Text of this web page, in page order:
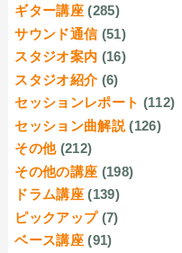
ギター講座 (285)
サウンド通信 (51)
スタジオ案内 (16)
スタジオ紹介 (6)
セッションレポート (112)
セッション曲解説 (126)
その他 (212)
その他の講座 (198)
ドラム講座 (139)
ピックアップ (7)
ベース講座 (91)